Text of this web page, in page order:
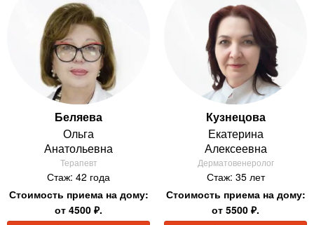
Беляева
Ольга
Анатольевна
Терапевт
Стаж: 42 года
Стоимость приема на дому:
от 4500 ₽.
Кузнецова
Екатерина
Алексеевна
Дерматовенеролог
Стаж: 35 лет
Стоимость приема на дому:
от 5500 ₽.